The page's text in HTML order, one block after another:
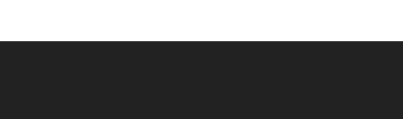
et de
sels de
utilisant le